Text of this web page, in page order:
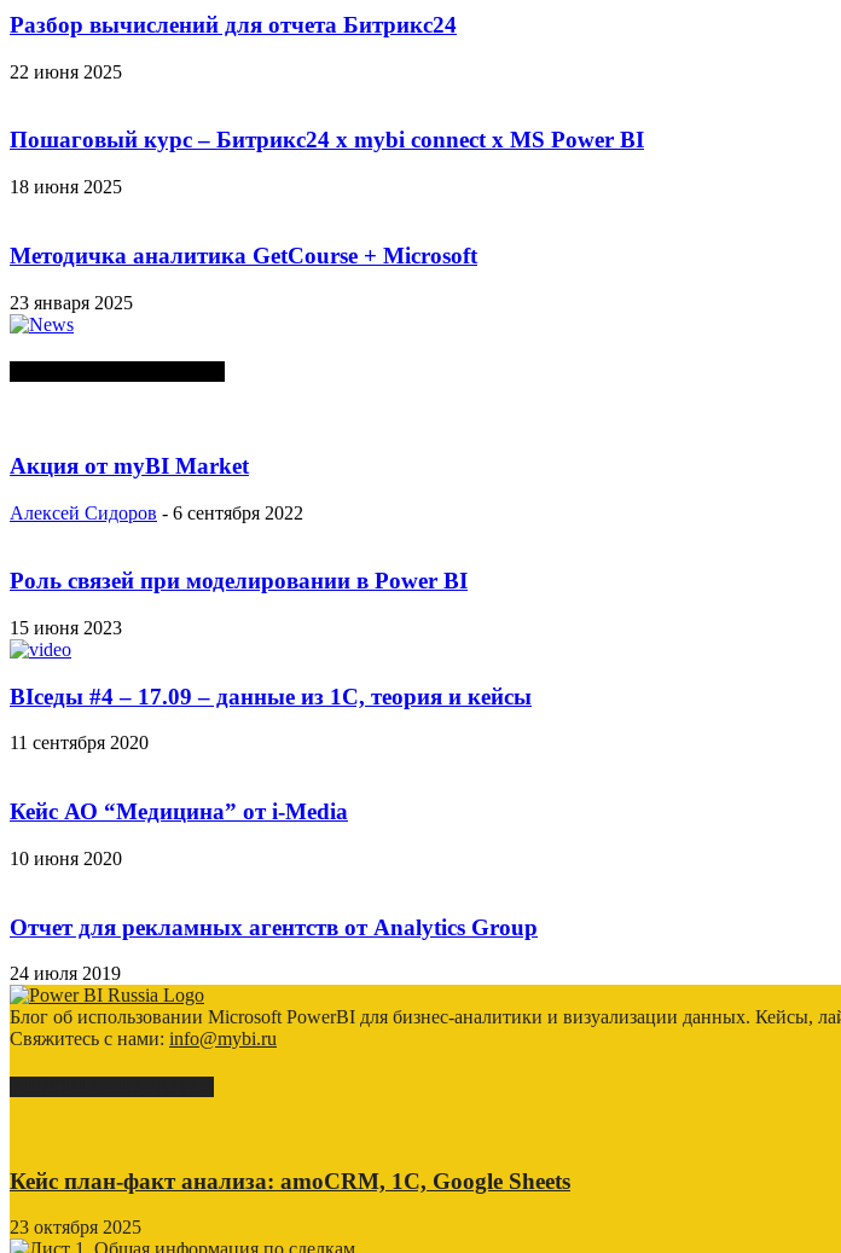
Разбор вычислений для отчета Битрикс24
22 июня 2025
Пошаговый курс – Битрикс24 х mybi connect х MS Power BI
18 июня 2025
Методичка аналитика GetCourse + Microsoft
23 января 2025
Акция от myBI Market
Алексей Сидоров - 6 сентября 2022
Роль связей при моделировании в Power BI
15 июня 2023
BIседы #4 – 17.09 – данные из 1С, теория и кейсы
11 сентября 2020
Кейс АО “Медицина” от i-Media
10 июня 2020
Отчет для рекламных агентств от Analytics Group
24 июля 2019
Блог об использовании Microsoft PowerBI для бизнес-аналитики и визуализации данных. Кейсы,
Свяжитесь с нами: info@mybi.ru
Кейс план-факт анализа: amoCRM, 1C, Google Sheets
23 октября 2025